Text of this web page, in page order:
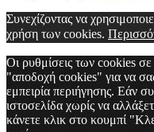
Συνεχίζοντας να
χρήση των cookies.
Οι ρυθμίσεις των cookies σε
"αποδοχή cookies" για να
εμπειρία περιήγησης. Εάν
ιστοσελίδα χωρίς να
κάνετε κλικ στο κουμπί